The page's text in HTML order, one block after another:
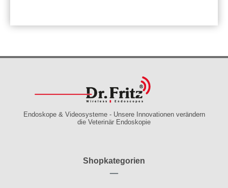
Endoskope & Videosysteme - Unsere Innovationen verändern
die Veterinär Endoskopie
Shopkategorien